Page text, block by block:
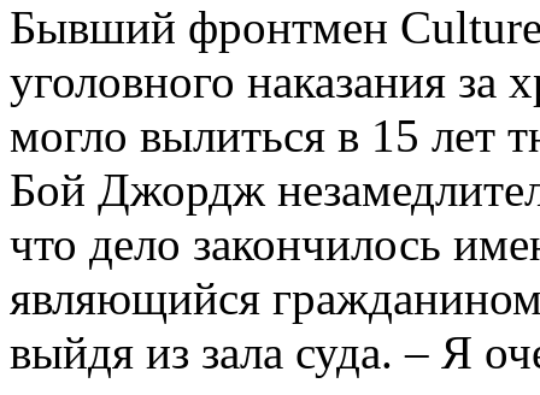
Бывший фронтмен
уголовного наказания за
могло вылиться в 15 лет
Бой Джордж
что дело закончилось
являющийся
выйдя из зала суда. – Я